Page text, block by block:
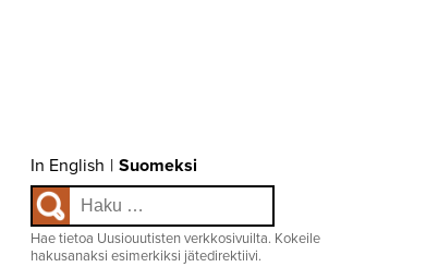
Choose
language
Valitse
kieli:
In English | Suomeksi
Haku:
Hae tietoa Uusiouutisten verkkosivuilta. Kokeile
hakusanaksi esimerkiksi jätedirektiivi.